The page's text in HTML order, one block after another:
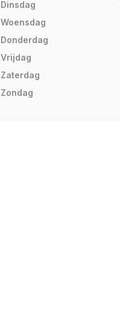
Dinsdag
Woensdag
Donderdag
Vrijdag
Zaterdag
Zondag